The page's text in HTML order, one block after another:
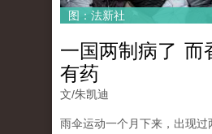
图：法新社
一国两制病了 而
有药
文/朱凯迪
雨伞运动一个月下来，出现过